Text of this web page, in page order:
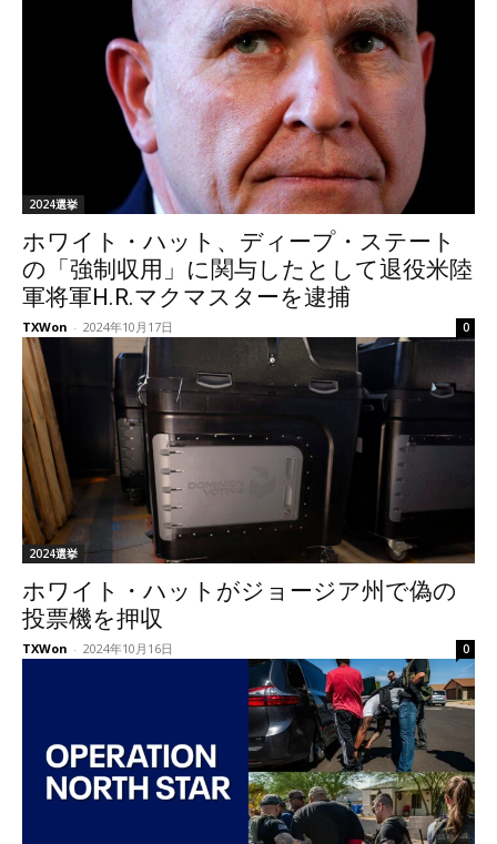
2024選挙
ホワイト・ハット、ディープ・ステート
の「強制収用」に関与したとして退役米陸
軍将軍H.R.マクマスターを逮捕
TXWon - 2024年10月17日 0
2024選挙
ホワイト・ハットがジョージア州で偽の
投票機を押収
TXWon - 2024年10月16日 0